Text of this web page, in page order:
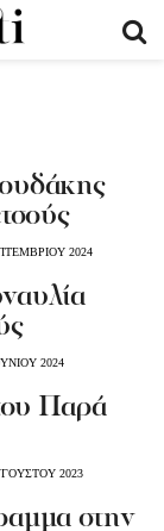
2024
2024
Παρά
2023
στην